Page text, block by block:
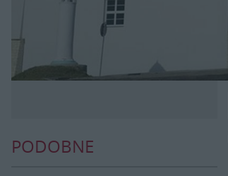
PODOBNE